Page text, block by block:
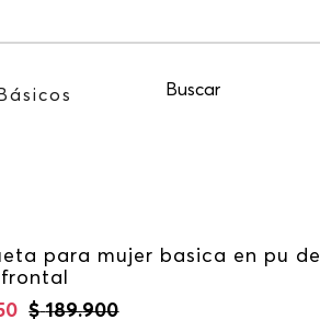
Básicos Buscar
para mujer basica en pu de
$ 189.900